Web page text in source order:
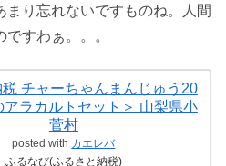
まり忘れないですものね。人間
すわぁ。。。
チャーちゃんまんじゅう20
アラカルトセット＞ 山梨県小
菅村
posted with カエレバ
ふるなび(ふるさと納税)